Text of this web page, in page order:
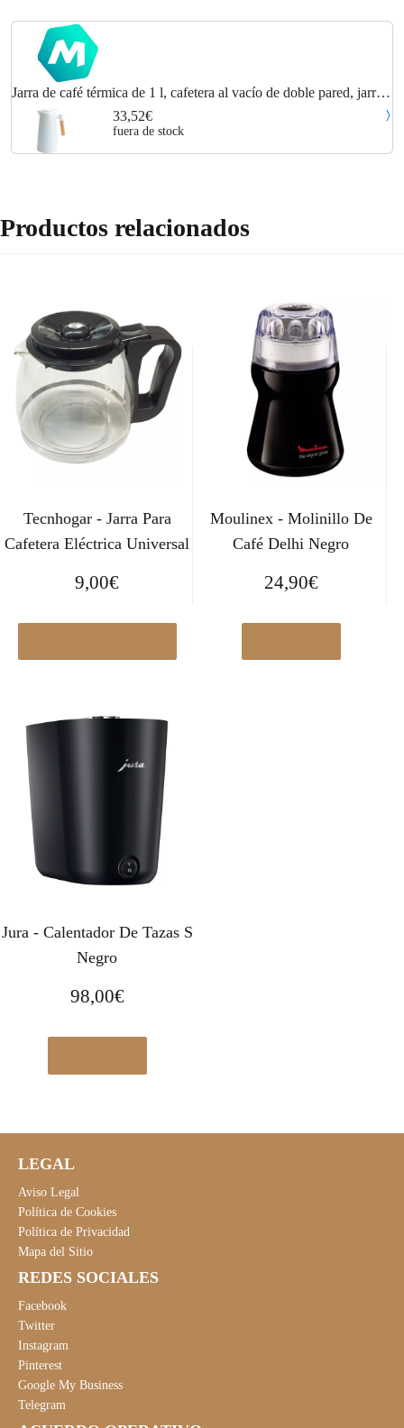
Jarra de café térmica de 1 l, cafetera al vacío de doble pared, jarra
térmica, termo con mango de madera, hervidor de agua, termo
aislado, jarra de
33,52€
fuera de stock
Productos relacionados
Tecnhogar - Jarra Para
Cafetera Eléctrica Universal
9,00€
Moulinex - Molinillo De
Café Delhi Negro
24,90€
Jura - Calentador De Tazas S
Negro
98,00€
LEGAL
Aviso Legal
Política de Cookies
Política de Privacidad
Mapa del Sitio
REDES SOCIALES
Facebook
Twitter
Instagram
Pinterest
Google My Business
Telegram